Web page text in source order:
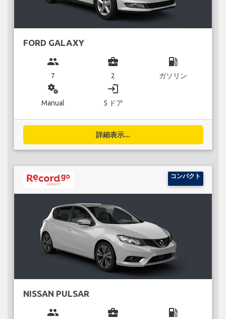
FORD GALAXY
group
7
business_center
2
local_gas_station
ガソリン
miscellaneous_services
Manual
login
5 ドア
詳細表示...
コンパクト
NISSAN PULSAR
group business_center local_gas_station